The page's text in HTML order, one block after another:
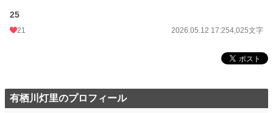
25
21 2026.05.12 17:254,025文字
有栖川灯里のプロフィール